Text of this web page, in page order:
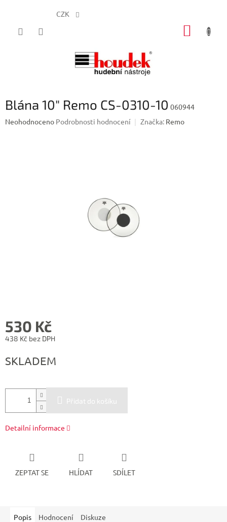
CZK
Blána 10" Remo CS-0310-10 060944
Průměrné
Neohodnoceno Podrobnosti hodnocení Značka: Remo
530 Kč
438 Kč bez DPH
cena:
SKLADEM
Přidat do košíku
Detailní informace
ZEPTAT SE HLÍDAT SDÍLET
Popis Hodnocení Diskuze